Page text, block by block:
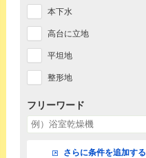
本下水
高台に立地
平坦地
整形地
フリーワード
さらに条件を追加する